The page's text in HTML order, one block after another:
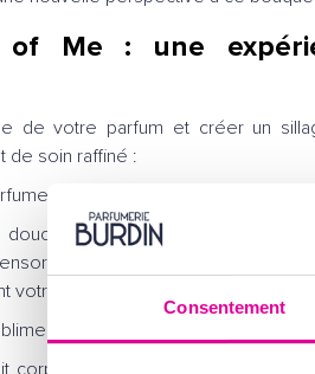
Consentement
Me : une
de votre parfum et créer un
de soin raffiné :
en douceur
parfumé All of Me, qui
Il dépose sur la peau
votre peau à recevoir les soins
corps parfumé All of Me des